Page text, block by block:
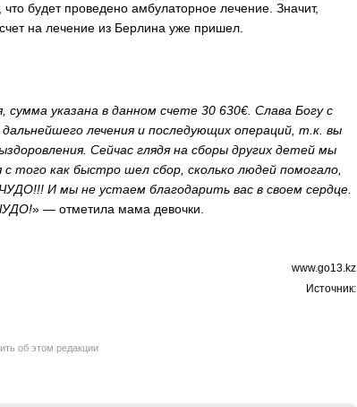
будет проведено амбулаторное лечение. Значит,
на лечение из Берлина уже пришел.
указана в данном счете 30 630€. Слава Богу с
лечения и последующих операций, т.к. вы
Сейчас глядя на сборы других детей мы
того как быстро шел сбор, сколько людей помогало,
И мы не устаем благодарить вас в своем сердце.
» — отметила мама девочки.
www.go13.kz
Источник:
об этом редакции